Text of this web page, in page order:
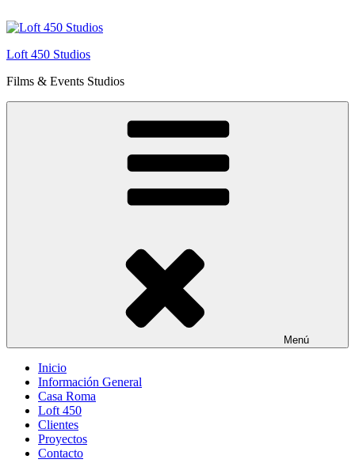
al
Loft 450 Studios
Films & Events Studios
Menú
Inicio
Información General
Casa Roma
Loft 450
Clientes
Proyectos
Contacto